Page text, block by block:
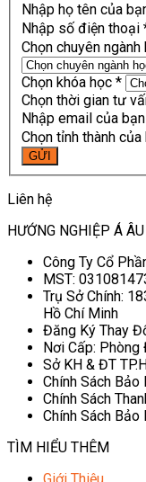
Nhập họ tên của
Nhập số điện thoại
Chọn chuyên ngành
Chọn khóa học *
Chọn thời gian tư
Nhập email của bạn
Chọn tỉnh thành
Liên hệ
HƯỚNG NGHIỆP Á ÂU
Công Ty Cổ
MST:
Trụ Sở Chính:
Hồ Chí Minh
Đăng Ký Thay
Nơi Cấp:
Sở KH & ĐT
Chính Sách Bảo
Chính Sách
Chính Sách Bảo
TÌM HIỂU THÊM